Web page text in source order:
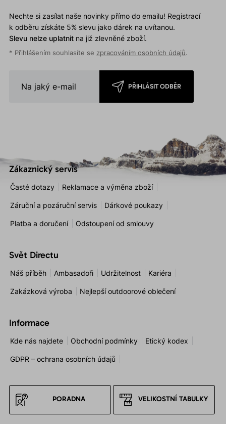
Nechte si zasílat naše novinky přímo do emailu! Registrací
k odběru získáte 5% slevu jako dárek na uvítanou.
Slevu nelze uplatnitna již zlevněné zboží.
* Přihlášením souhlasíte se zpracováním osobních údajů.
PŘIHLÁSIT ODBĚR
Zákaznický servis
Časté dotazy Reklamace a výměna zboží
Záruční a pozáruční servis Dárkové poukazy
Platba a doručení Odstoupení od smlouvy
Svět Directu
Náš příběh Ambasadoři Udržitelnost Kariéra
Zakázková výroba Nejlepší outdoorové oblečení
Informace
Kde nás najdete Obchodní podmínky Etický kodex
GDPR – ochrana osobních údajů
PORADNA VELIKOSTNÍ TABULKY